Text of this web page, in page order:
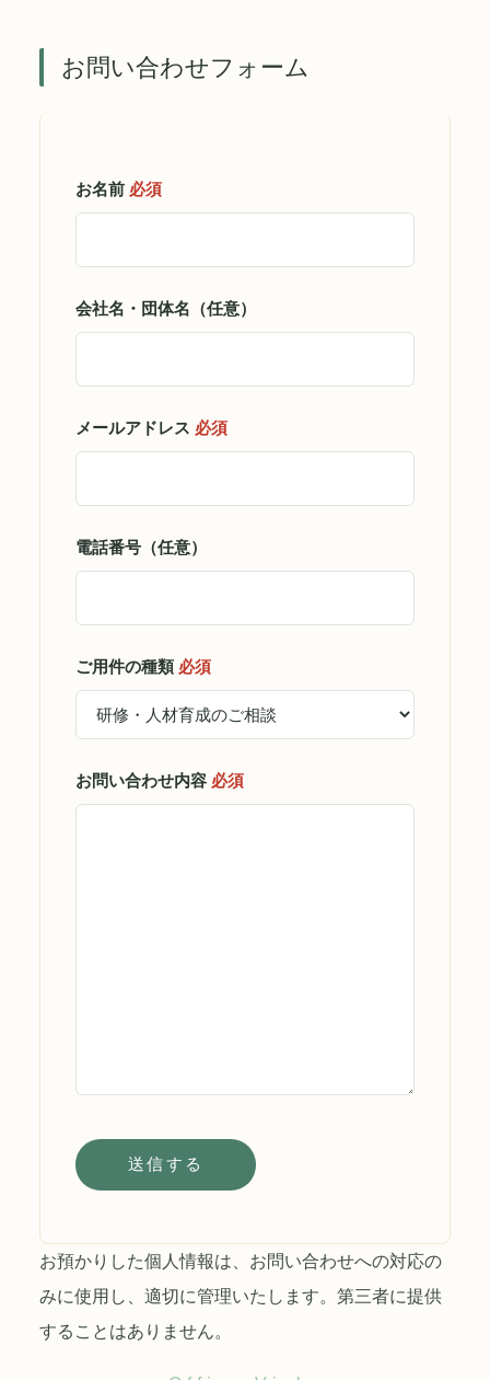
お問い合わせフォーム
お名前 必須
会社名・団体名（任意）
メールアドレス 必須
電話番号（任意）
ご用件の種類 必須
お問い合わせ内容 必須
お預かりした個人情報は、お問い合わせへの対応の
みに使用し、適切に管理いたします。第三者に提供
することはありません。